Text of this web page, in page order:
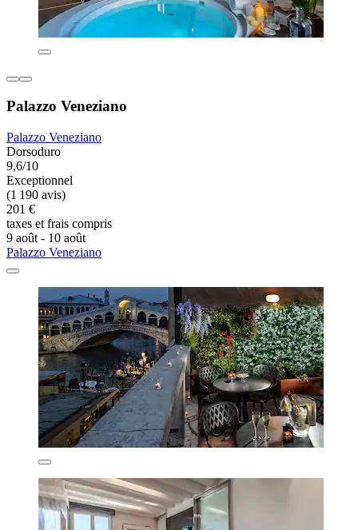
Palazzo Veneziano
Palazzo Veneziano
Dorsoduro
9,6/10
Exceptionnel
(1 190 avis)
201 €
taxes et frais compris
9 août - 10 août
Palazzo Veneziano